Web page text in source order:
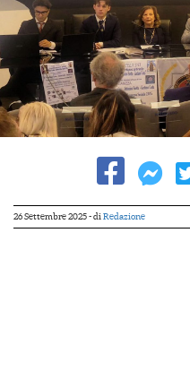
26 Settembre 2025- di Redazione